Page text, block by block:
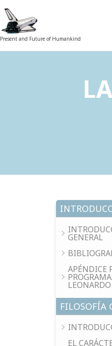
Skip
to
content
Present and Future of Humankind
GENERAL
APÉNDICE
PROGRAMA:
FILOSOFÍA
EL